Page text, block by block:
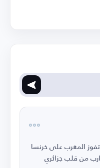
المغرب على خرنسا
من قلب جزائري